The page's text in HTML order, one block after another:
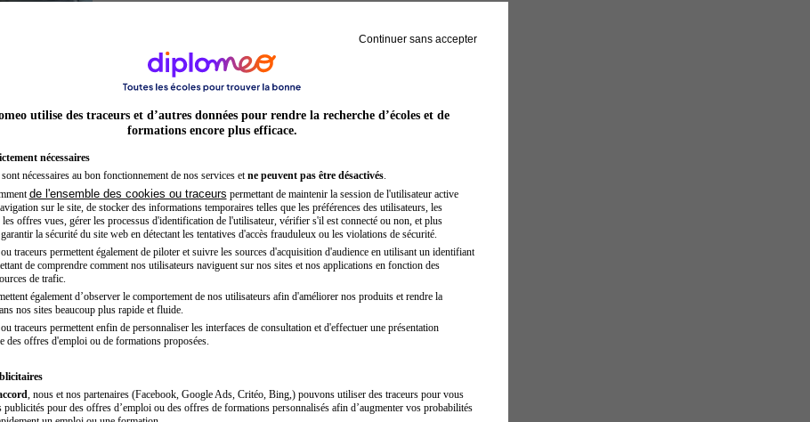
Chef de projet
Continuer sans accepter
utilise des traceurs et d’autres données pour rendre la recherche d’écoles et de
formations encore plus efficace.
nécessaires
nécessaires au bon fonctionnement de nos services et ne peuvent pas être désactivés.
de l'ensemble des cookies ou traceurs permettant de maintenir la session de l'utilisateur active
sur le site, de stocker des informations temporaires telles que les préférences des utilisateurs, les
les offres vues, gérer les processus d'identification de l'utilisateur, vérifier s'il est connecté ou non, et plus
la sécurité du site web en détectant les tentatives d'accès frauduleux ou les violations de sécurité.
traceurs permettent également de piloter et suivre les sources d'acquisition d'audience en utilisant un identifiant
de comprendre comment nos utilisateurs naviguent sur nos sites et nos applications en fonction des
de trafic.
également d’observer le comportement de nos utilisateurs afin d'améliorer nos produits et rendre la
nos sites beaucoup plus rapide et fluide.
traceurs permettent enfin de personnaliser les interfaces de consultation et d'effectuer une présentation
des offres d'emploi ou de formations proposées.
, nous et nos partenaires (Facebook, Google Ads, Critéo, Bing,) pouvons utiliser des traceurs pour vous
publicités pour des offres d’emploi ou des offres de formations personnalisés afin d’augmenter vos probabilités